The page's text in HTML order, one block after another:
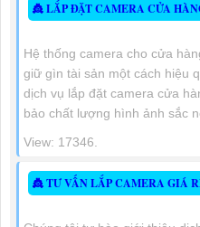
👸 LẮP ĐẶT CAMERA CỬA
Hệ thống camera cho cửa
giữ gìn tài sản một cách hiệu
dịch vụ lắp đặt camera cửa
bảo chất lượng hình ảnh sắc
View: 17346.
👸 TƯ VẤN LẮP CAMERA GIÁ